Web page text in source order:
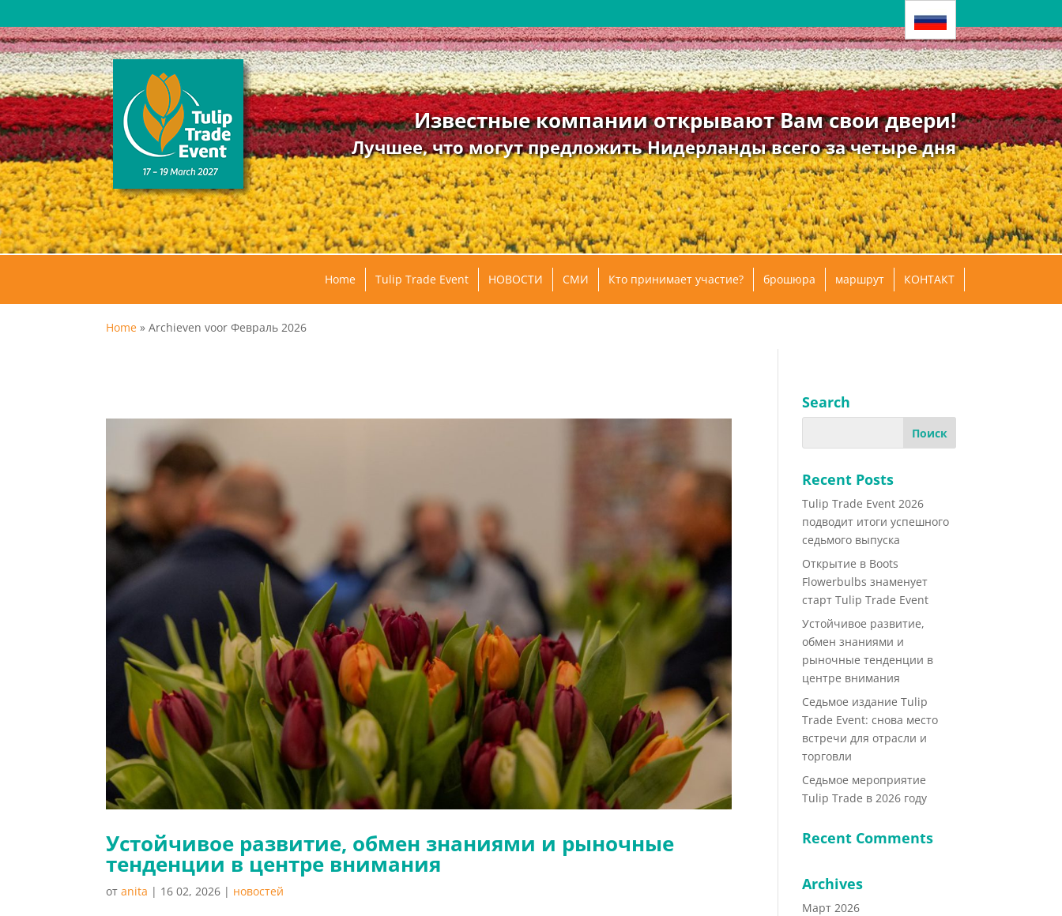
Известные компании открывают Вам свои двери!
Лучшее, что могут предложить Нидерланды всего за четыре дня
Home Tulip Trade Event НОВОСТИ СМИ Кто принимает участие? брошюра маршрут КОНТАКТ
Home »Archieven voor Февраль 2026
Устойчивое развитие, обмен знаниями и рыночные
тенденции в центре внимания
отanita | 16 02, 2026 | новостей
Search
Recent Posts
Tulip Trade Event 2026
подводит итоги успешного
седьмого выпуска
Открытие в Boots
Flowerbulbs знаменует
старт Tulip Trade Event
Устойчивое развитие,
обмен знаниями и
рыночные тенденции в
центре внимания
Седьмое издание Tulip
Trade Event: снова место
встречи для отрасли и
торговли
Седьмое мероприятие
Tulip Trade в 2026 году
Recent Comments
Archives
Март 2026